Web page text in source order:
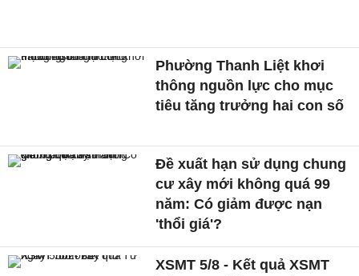
Phường Thanh Liệt khơi
thông nguồn lực cho mục
tiêu tăng trưởng hai con số
Đề xuất hạn sử dụng chung
cư xây mới không quá 99
năm: Có giảm được nạn
'thổi giá'?
XSMT 5/8 - Kết quả XSMT